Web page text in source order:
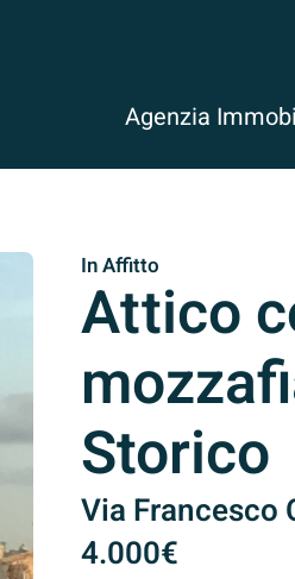
Agenzia
In Affitto
Attico
Storico
Via Francesco
4.000€